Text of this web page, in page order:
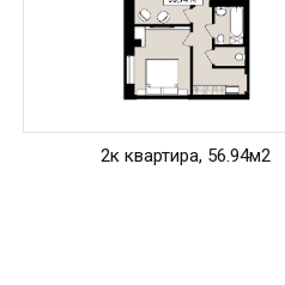
2к квартира, 56.94м2